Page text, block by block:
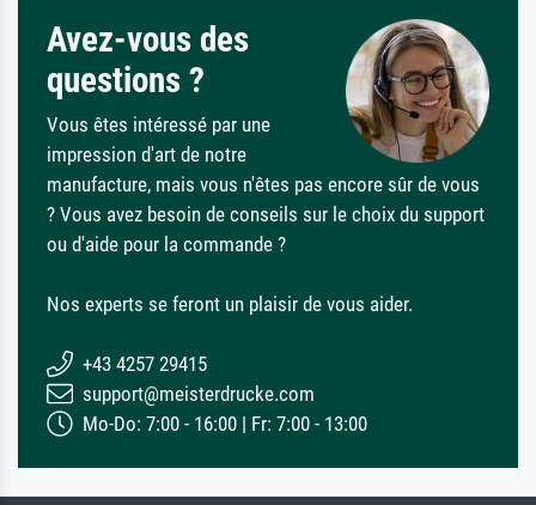
Avez-vous des
questions ?
Vous êtes intéressé par une
impression d'art de notre
manufacture, mais vous n'êtes pas encore sûr de vous
? Vous avez besoin de conseils sur le choix du support
ou d'aide pour la commande ?
Nos experts se feront un plaisir de vous aider.
+43 4257 29415
support@meisterdrucke.com
Mo-Do: 7:00 - 16:00 | Fr: 7:00 - 13:00